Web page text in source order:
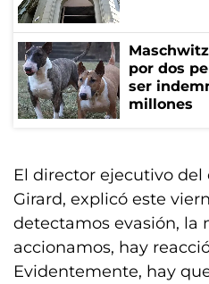
por dos
ser
millones
El director ejecutivo
Girard, explicó este
detectamos evasión, la
accionamos, hay
Evidentemente, hay